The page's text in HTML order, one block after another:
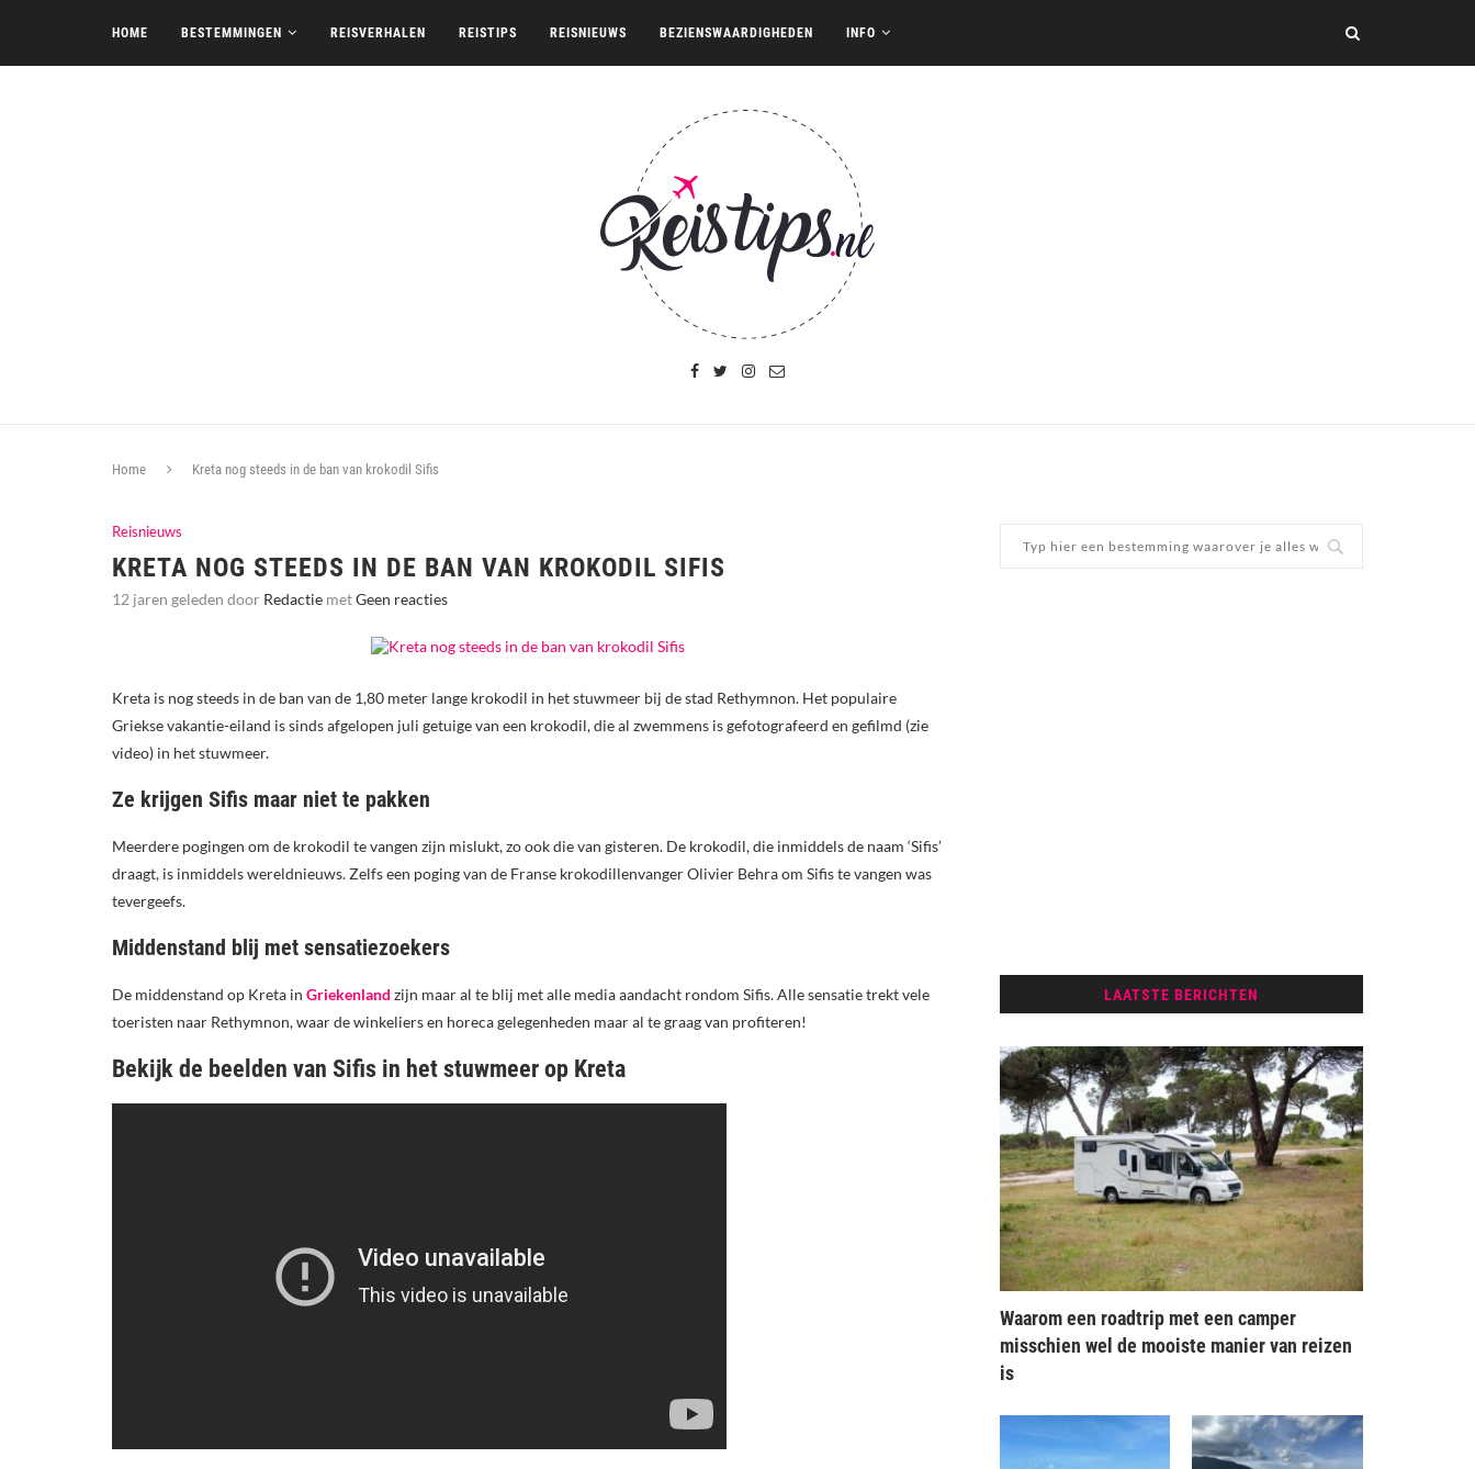
HOME BESTEMMINGEN REISVERHALEN REISTIPS REISNIEUWS BEZIENSWAARDIGHEDEN INFO
Home Kreta nog steeds in de ban van krokodil Sifis
Reisnieuws
KRETA NOG STEEDS IN DE BAN VAN KROKODIL SIFIS
12 jaren geleden door Redactie metGeen reacties
Kreta is nog steeds in de ban van de 1,80 meter lange krokodil in het stuwmeer bij de stad Rethymnon. Het populaire
Griekse vakantie-eiland is sinds afgelopen juli getuige van een krokodil, die al zwemmens is gefotografeerd en gefilmd (zie
video) in het stuwmeer.
Ze krijgen Sifis maar niet te pakken
Meerdere pogingen om de krokodil te vangen zijn mislukt, zo ook die van gisteren. De krokodil, die inmiddels de naam ‘Sifis’
draagt, is inmiddels wereldnieuws. Zelfs een poging van de Franse krokodillenvanger Olivier Behra om Sifis te vangen was
tevergeefs.
Middenstand blij met sensatiezoekers
De middenstand op Kreta in Griekenland zijn maar al te blij met alle media aandacht rondom Sifis. Alle sensatie trekt vele
toeristen naar Rethymnon, waar de winkeliers en horeca gelegenheden maar al te graag van profiteren!
Bekijk de beelden van Sifis in het stuwmeer op Kreta
LAATSTE BERICHTEN
Waarom een roadtrip met een camper
misschien wel de mooiste manier van reizen
is